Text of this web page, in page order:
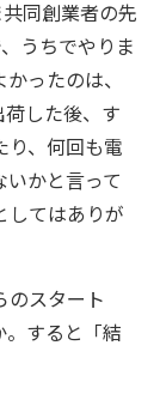
同創業者の先
うちでやりま
ったのは、
した後、す
り、何回も電
かと言って
してはありが
スタート
すると「結